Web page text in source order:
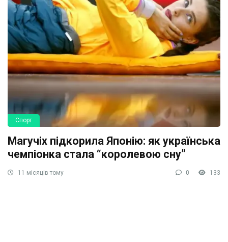
Спорт
Магучіх підкорила Японію: як українська
чемпіонка стала “королевою сну”
11 місяців тому 0 133